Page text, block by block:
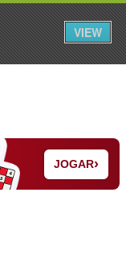
Iniciar Sessão
JOGAR›
VIEW